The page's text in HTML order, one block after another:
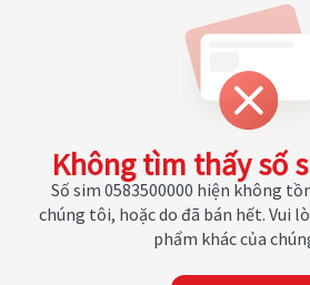
Không tìm thấy số
Số sim 0583500000 hiện không
chúng tôi, hoặc do đã bán hết. Vui
phẩm khác của